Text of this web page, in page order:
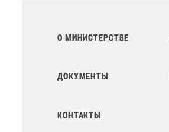
О МИНИСТЕРСТВЕ
ДОКУМЕНТЫ
КОНТАКТЫ